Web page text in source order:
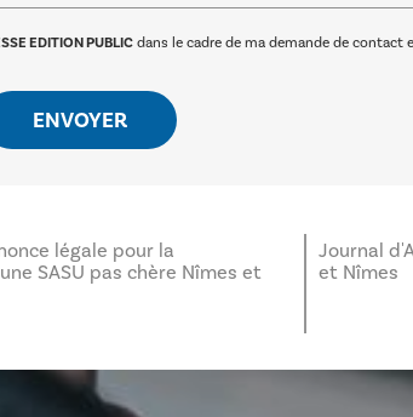
EDITION PUBLIC dans le cadre de ma demande de contact
légale pour la
SASU pas chère Nîmes et
Journal
et Nîmes